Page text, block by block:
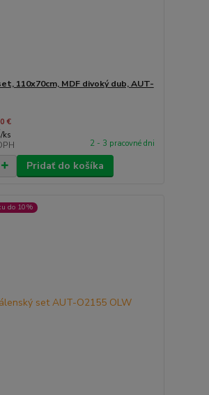
110x70cm, MDF divoký dub, AUT-
€
/ks
2 - 3 pracovné dni
Pridať do košíka
do 10%